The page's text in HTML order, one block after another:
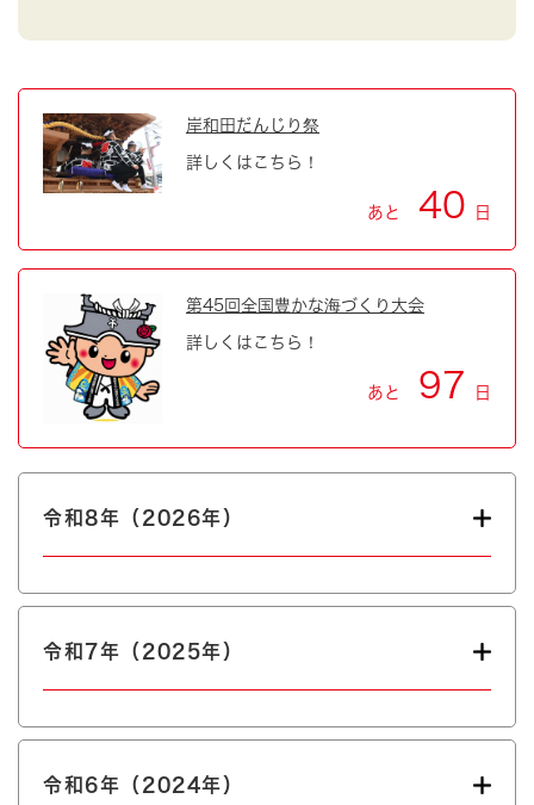
岸和田だんじり祭
詳しくはこちら！
あと 40 日
第45回全国豊かな海づくり大会
詳しくはこちら！
あと 97 日
令和8年（2026年）
令和7年（2025年）
令和6年（2024年）